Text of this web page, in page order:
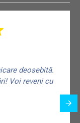
deosebită.
Voi reveni cu